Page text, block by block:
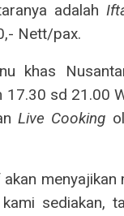
adalah
Nett/pax.
khas
sd 21.00
Live Cooking
sediakan,